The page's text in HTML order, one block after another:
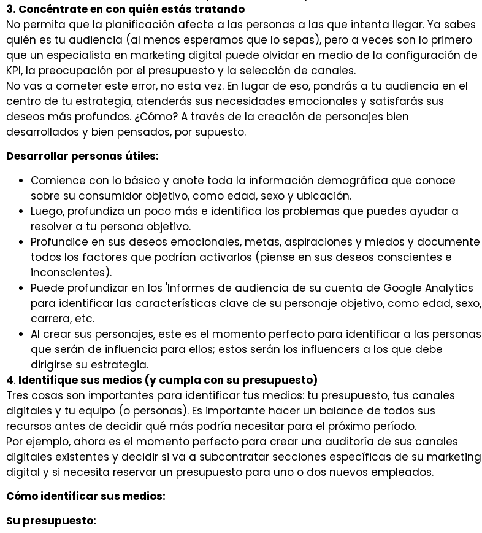
3. Concéntrate en con quién estás tratando
No permita que la planificación afecte a las personas a las que intenta llegar. Ya sabes
quién es tu audiencia (al menos esperamos que lo sepas), pero a veces son lo primero
que un especialista en marketing digital puede olvidar en medio de la configuración de
KPI, la preocupación por el presupuesto y la selección de canales.
No vas a cometer este error, no esta vez. En lugar de eso, pondrás a tu audiencia en el
centro de tu estrategia, atenderás sus necesidades emocionales y satisfarás sus
deseos más profundos. ¿Cómo? A través de la creación de personajes bien
desarrollados y bien pensados, por supuesto.
Desarrollar personas útiles:
Comience con lo básico y anote toda la información demográfica que conoce
sobre su consumidor objetivo, como edad, sexo y ubicación.
Luego, profundiza un poco más e identifica los problemas que puedes ayudar a
resolver a tu persona objetivo.
Profundice en sus deseos emocionales, metas, aspiraciones y miedos y documente
todos los factores que podrían activarlos (piense en sus deseos conscientes e
inconscientes).
Puede profundizar en los 'Informes de audiencia de su cuenta de Google Analytics
para identificar las características clave de su personaje objetivo, como edad, sexo,
carrera, etc.
Al crear sus personajes, este es el momento perfecto para identificar a las personas
que serán de influencia para ellos; estos serán los influencers a los que debe
dirigirse su estrategia.
4. Identifique sus medios (y cumpla con su presupuesto)
Tres cosas son importantes para identificar tus medios: tu presupuesto, tus canales
digitales y tu equipo (o personas). Es importante hacer un balance de todos sus
recursos antes de decidir qué más podría necesitar para el próximo período.
Por ejemplo, ahora es el momento perfecto para crear una auditoría de sus canales
digitales existentes y decidir si va a subcontratar secciones específicas de su marketing
digital y si necesita reservar un presupuesto para uno o dos nuevos empleados.
Cómo identificar sus medios:
Su presupuesto: